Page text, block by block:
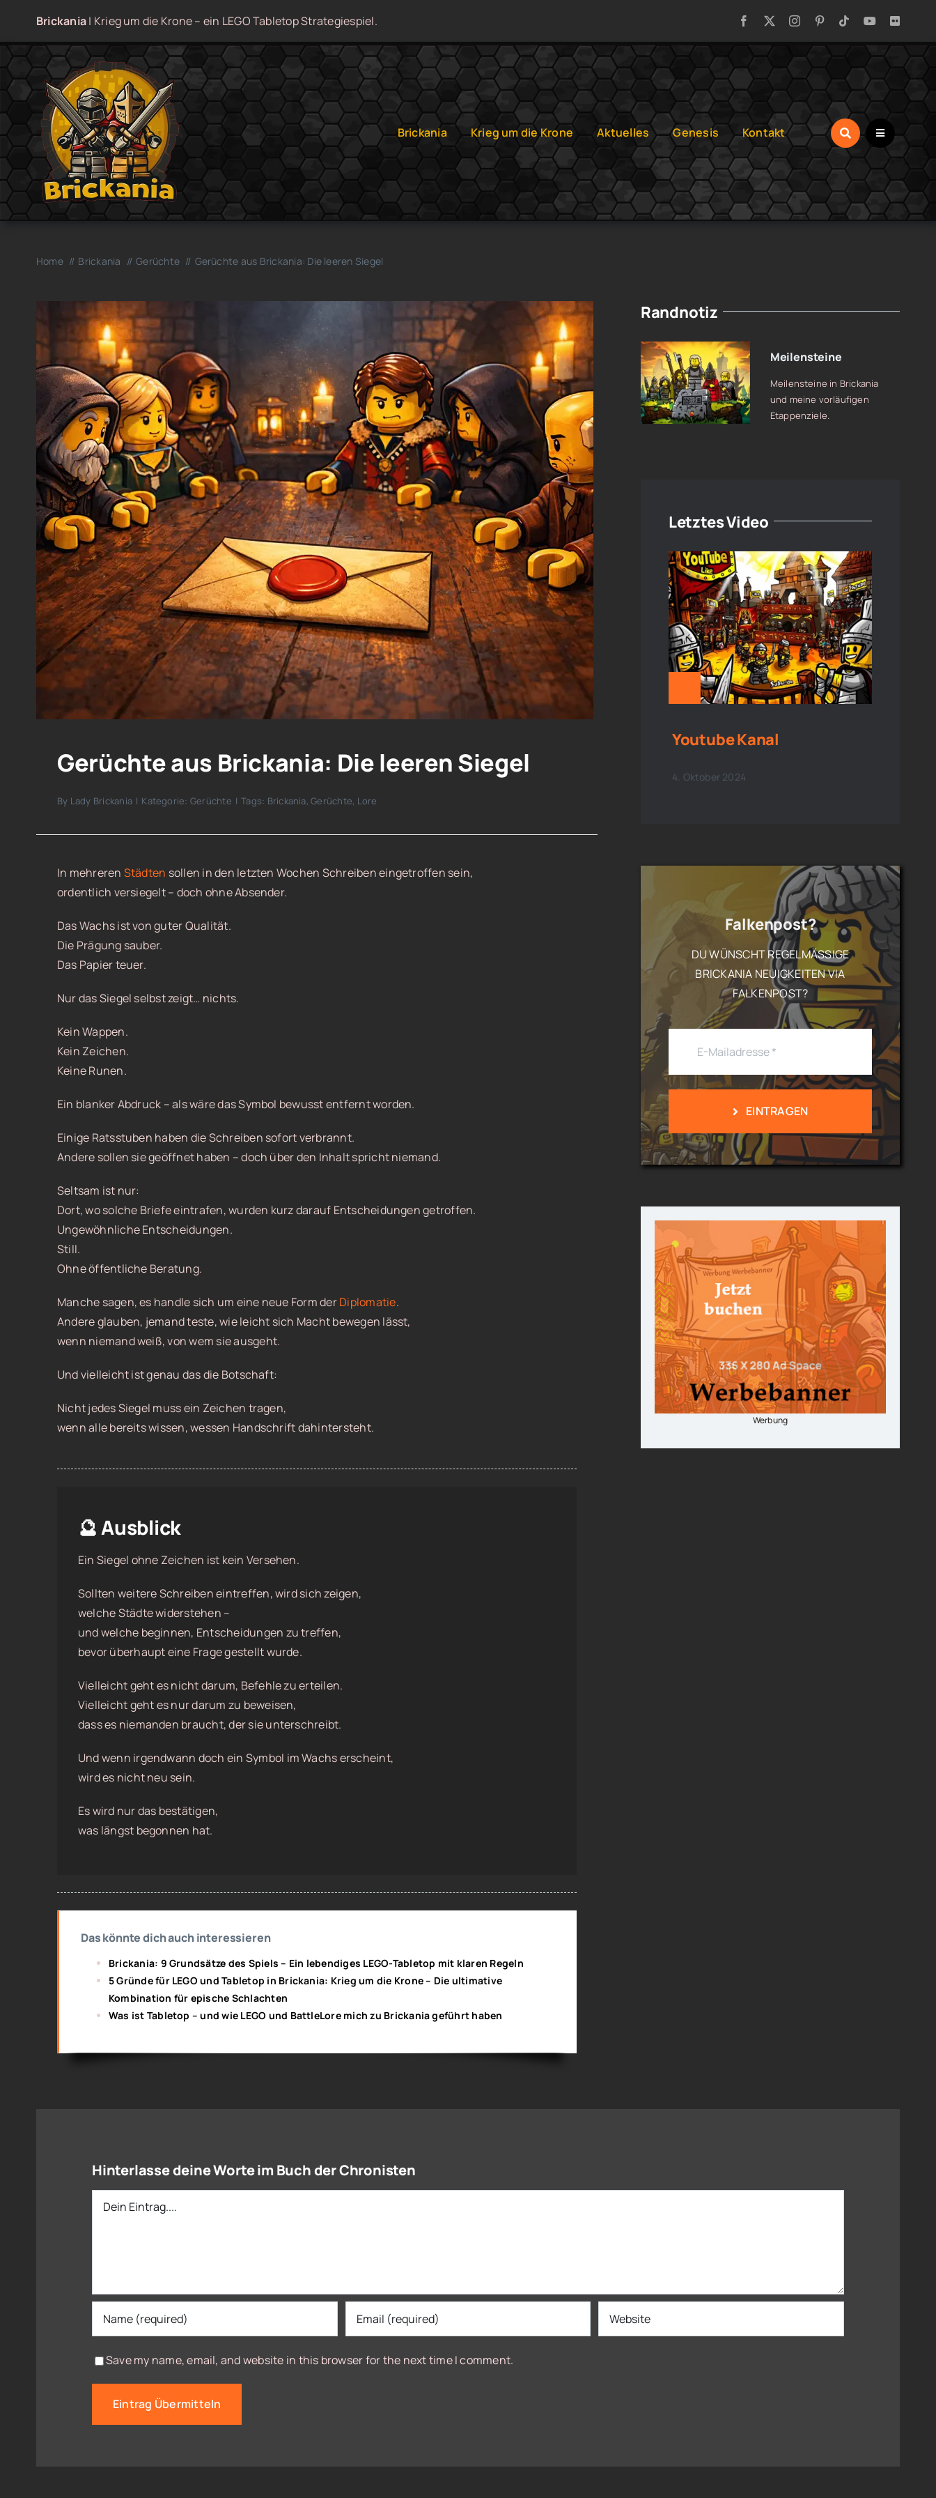
springen
Brickania| Krieg um die Krone – ein LEGO Tabletop Strategiespiel.
Brickania Krieg um die Krone Aktuelles Genesis Kontakt
Home Brickania Gerüchte Gerüchte aus Brickania: Die leeren Siegel
Gerüchte aus Brickania: Die leeren Siegel
By Lady Brickania | Kategorie: Gerüchte | Tags: Brickania,Gerüchte, Lore
In mehreren Städten sollen in den letzten Wochen Schreiben eingetroffen sein,
ordentlich versiegelt – doch ohne Absender.
Das Wachs ist von guter Qualität.
Die Prägung sauber.
Das Papier teuer.
Nur das Siegel selbst zeigt… nichts.
Kein Wappen.
Kein Zeichen.
Keine Runen.
Ein blanker Abdruck – als wäre das Symbol bewusst entfernt worden.
Einige Ratsstuben haben die Schreiben sofort verbrannt.
Andere sollen sie geöffnet haben – doch über den Inhalt spricht niemand.
Seltsam ist nur:
Dort, wo solche Briefe eintrafen, wurden kurz darauf Entscheidungen getroffen.
Ungewöhnliche Entscheidungen.
Still.
Ohne öffentliche Beratung.
Manche sagen, es handle sich um eine neue Form derDiplomatie.
Andere glauben, jemand teste, wie leicht sich Macht bewegen lässt,
wenn niemand weiß, von wem sie ausgeht.
Und vielleicht ist genau das die Botschaft:
Nicht jedes Siegel muss ein Zeichen tragen,
wenn alle bereits wissen, wessen Handschrift dahintersteht.
🔮 Ausblick
Ein Siegel ohne Zeichen ist kein Versehen.
Sollten weitere Schreiben eintreffen, wird sich zeigen,
welche Städte widerstehen –
und welche beginnen, Entscheidungen zu treffen,
bevor überhaupt eine Frage gestellt wurde.
Vielleicht geht es nicht darum, Befehle zu erteilen.
Vielleicht geht es nur darum zu beweisen,
dass es niemanden braucht, der sie unterschreibt.
Und wenn irgendwann doch ein Symbol im Wachs erscheint,
wird es nicht neu sein.
Es wird nur das bestätigen,
was längst begonnen hat.
Das könnte dich auch interessieren
Brickania: 9 Grundsätze des Spiels – Ein lebendiges LEGO-Tabletop mit klaren Regeln
5 Gründe für LEGO und Tabletop in Brickania: Krieg um die Krone – Die ultimative
Kombination für epische Schlachten
Was ist Tabletop – und wie LEGO und BattleLore mich zu Brickania geführt haben
Randnotiz
Meilensteine
Meilensteine in Brickania
und meine vorläufigen
Etappenziele.
Letztes Video
Youtube Kanal
4. Oktober 2024
Falkenpost?
DU WÜNSCHT REGELMÄSSIGE B
RICKANIA NEUIGKEITEN VIA F
ALKENPOST?
EINTRAGEN
Werbung
Hinterlasse deine Worte im Buch der Chronisten
Dein
Save my name, email, and website in this browser for the next time I comment.